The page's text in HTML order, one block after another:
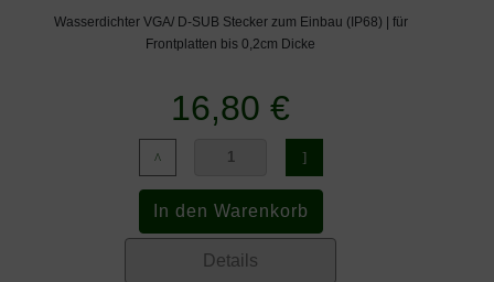
Wasserdichter VGA/ D-SUB Stecker zum Einbau (IP68) | für
Frontplatten bis 0,2cm Dicke
16,80 €
Details